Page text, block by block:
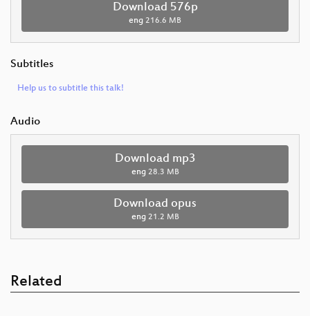
Download 576p
eng 216.6 MB
Subtitles
Help us to subtitle this talk!
Audio
Download mp3
eng 28.3 MB
Download opus
eng 21.2 MB
Related